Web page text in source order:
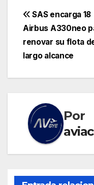
de
entradas
SAS encarga 18
Airbus A330neo
renovar su flota
largo alcance
Por